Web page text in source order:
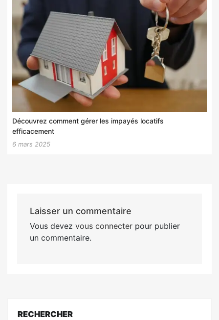
Découvrez comment gérer les impayés locatifs
efficacement
6 mars 2025
Laisser un commentaire
Vous devez vous connecterpour publier
un commentaire.
RECHERCHER